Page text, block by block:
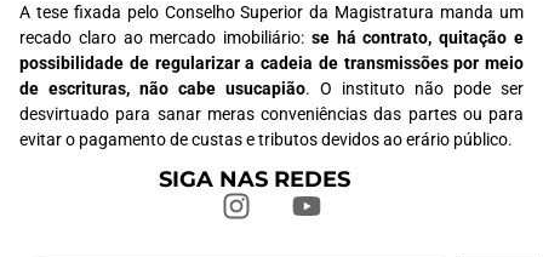
A tese fixada pelo Conselho Superior da Magistratura manda um
recado claro ao mercado imobiliário: se há contrato, quitação e
possibilidade de regularizar a cadeia de transmissões por meio
de escrituras, não cabe usucapião. O instituto não pode ser
desvirtuado para sanar meras conveniências das partes ou para
evitar o pagamento de custas e tributos devidos ao erário público.
SIGA NAS REDES